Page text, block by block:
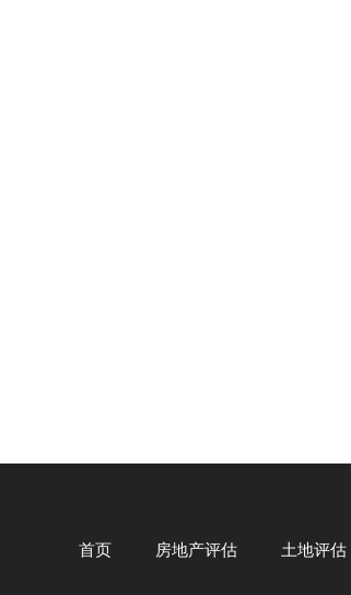
首页 房地产评估 土地评估